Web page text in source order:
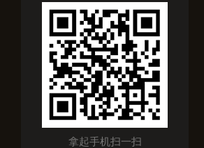
拿起手机扫一扫